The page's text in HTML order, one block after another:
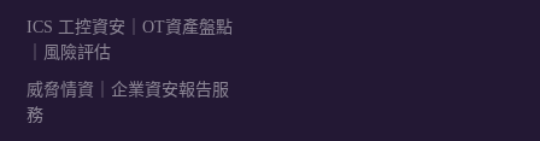
ICS 工控資安｜OT資產盤點
｜風險評估
威脅情資｜企業資安報告服
務